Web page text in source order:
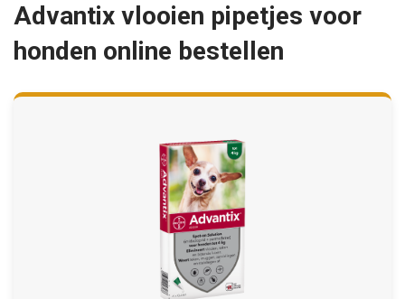
Advantix vlooien pipetjes voor
honden online bestellen